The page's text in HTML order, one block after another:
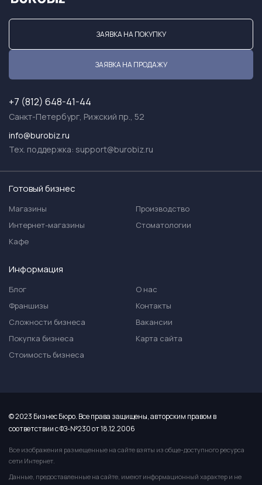
ЗАЯВКА НА ПОКУПКУ
ЗАЯВКА НА ПРОДАЖУ
+7 (812) 648-41-44
Санкт-Петербург, Рижский пр., 52
info@burobiz.ru
Тех. поддержка: support@burobiz.ru
Готовый бизнес
Магазины
Интернет-магазины
Кафе
Производство
Стоматологии
Информация
Блог
Франшизы
Сложности бизнеса
Покупка бизнеса
Стоимость бизнеса
О нас
Контакты
Вакансии
Карта сайта
© 2023 Бизнес Бюро. Все права защищены, авторским правом в
соответствии с ФЗ-№230 от 18.12.2006
Все изображения размещенные на сайте взяты из обще-доступного ресурса
сети Интернет.
Данные, предоставленные на сайте, имеют информационный характер и не